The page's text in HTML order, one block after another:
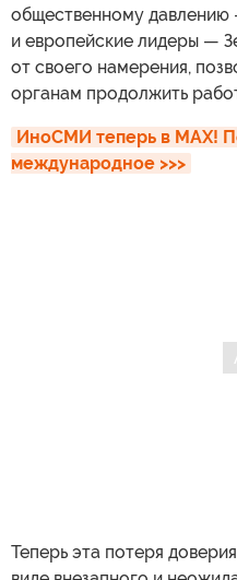
общественному
и европейские лидеры —
от своего намерения,
органам продолжить
ИноСМИ теперь в MAX!
международное >>>
Теперь эта потеря